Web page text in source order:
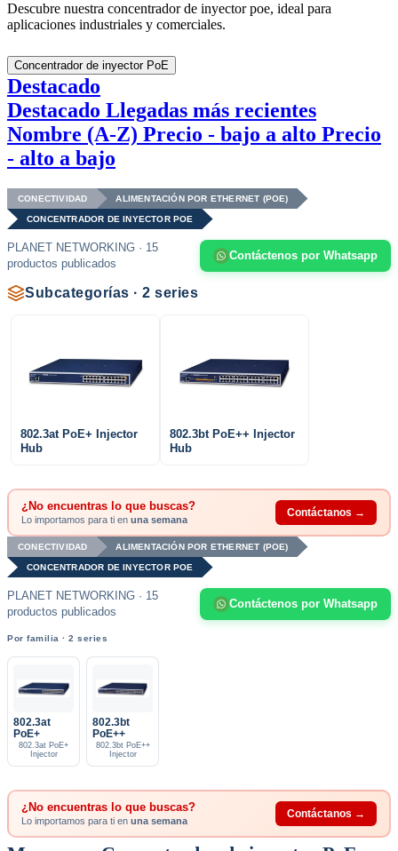
Descubre nuestra concentrador de inyector poe, ideal para
aplicaciones industriales y comerciales.
Concentrador de inyector PoE
Destacado
Destacado Llegadas más recientes
Nombre (A-Z) Precio - bajo a alto Precio
- alto a bajo
CONECTIVIDAD ALIMENTACIÓN POR ETHERNET (POE)
CONCENTRADOR DE INYECTOR POE
PLANET NETWORKING · 15
productos publicados
Contáctenos por Whatsapp
Subcategorías · 2 series
802.3at PoE+ Injector
Hub
802.3bt PoE++ Injector
Hub
¿No encuentras lo que buscas?
Lo importamos para ti en una semana
Contáctanos →
CONECTIVIDAD ALIMENTACIÓN POR ETHERNET (POE)
CONCENTRADOR DE INYECTOR POE
PLANET NETWORKING · 15
productos publicados
Contáctenos por Whatsapp
Por familia · 2 series
802.3at
PoE+
802.3at PoE+
Injector
802.3bt
PoE++
802.3bt PoE++
Injector
¿No encuentras lo que buscas?
Lo importamos para ti en una semana
Contáctanos →